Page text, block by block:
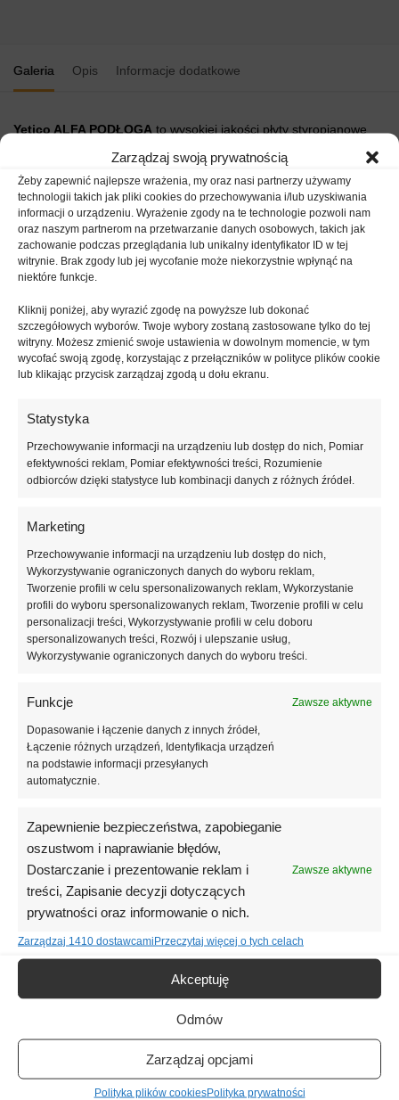
Zarządzaj swoją prywatnością
Żeby zapewnić najlepsze wrażenia, my oraz nasi partnerzy używamy
technologii takich jak pliki cookies do przechowywania i/lub uzyskiwania
informacji o urządzeniu. Wyrażenie zgody na te technologie pozwoli nam
oraz naszym partnerom na przetwarzanie danych osobowych, takich jak
zachowanie podczas przeglądania lub unikalny identyfikator ID w tej
witrynie. Brak zgody lub jej wycofanie może niekorzystnie wpłynąć na
niektóre funkcje.
Kliknij poniżej, aby wyrazić zgodę na powyższe lub dokonać
szczegółowych wyborów. Twoje wybory zostaną zastosowane tylko do tej
witryny. Możesz zmienić swoje ustawienia w dowolnym momencie, w tym
wycofać swoją zgodę, korzystając z przełączników w polityce plików cookie
lub klikając przycisk zarządzaj zgodą u dołu ekranu.
Statystyka
Przechowywanie informacji na urządzeniu lub dostęp do nich, Pomiar
efektywności reklam, Pomiar efektywności treści, Rozumienie
odbiorców dzięki statystyce lub kombinacji danych z różnych źródeł.
Marketing
Przechowywanie informacji na urządzeniu lub dostęp do nich,
Wykorzystywanie ograniczonych danych do wyboru reklam,
Tworzenie profili w celu spersonalizowanych reklam, Wykorzystanie
profili do wyboru spersonalizowanych reklam, Tworzenie profili w celu
personalizacji treści, Wykorzystywanie profili w celu doboru
spersonalizowanych treści, Rozwój i ulepszanie usług,
Wykorzystywanie ograniczonych danych do wyboru treści.
Funkcje Zawsze aktywne
Dopasowanie i łączenie danych z innych źródeł,
Łączenie różnych urządzeń, Identyfikacja urządzeń
na podstawie informacji przesyłanych
automatycznie.
Zapewnienie bezpieczeństwa, zapobieganie
oszustwom i naprawianie błędów,
Dostarczanie i prezentowanie reklam i
treści, Zapisanie decyzji dotyczących
prywatności oraz informowanie o nich.
Zawsze aktywne
Zarządzaj 1410 dostawcami Przeczytaj więcej o tych celach
Akceptuję
Odmów
Zarządzaj opcjami
Polityka plików cookiesPolityka prywatności
Galeria Opis Informacje dodatkowe
Yetico ALFA PODŁOGAto wysokiej jakości płyty styropianowe
produkowane metodą spieniania polistyrenu wykorzystywane do
wykonywania izolacji termicznych dachów i podłóg.
Przeznaczenie:
izolacja cieplna podłóg i dachów o obciążeniach użytkowych
do 2,4 t/m2
izolacja cieplna podłóg na gruncie w budownictwie
mieszkalnym, użyteczności publicznej i przemysłowym przy
normalnych obciążeniach
izolacja cieplna podłóg budynków użyteczności publicznej
izolacja cieplna stropodachów pełnych
izolacja cieplna balkonów i tarasów
Wymiar płyty:
1000×500 [mm]
(głębokość frezu – 15 mm)
Dane Techniczne:
Deklarowany współczynnik przewodzenia ciepła: ≤ 0,038
[W/(m.K)]
Naprężenia ściskające przy 10% odkształceniu względnym: ≥ 80
[kPa]
Obciążenie użytkowe: 2,4 t/m2
Karta techniczna:
Pobierz
Deklaracja właściwości użytkowych:
Pobierz
Pobierz
Informacje dodatkowe
Współczynnik Lambda λ
Wytrzymałość na zginanie